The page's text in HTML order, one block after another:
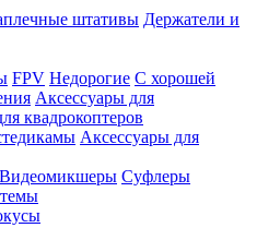
штативы Держатели и
FPV Недорогие С хорошей
Аксессуары для
квадрокоптеров
Аксессуары для
Видеомикшеры Суфлеры